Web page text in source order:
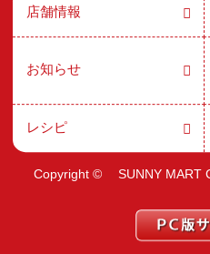
店舗情報
お知らせ
レシピ
Copyright © SUNNY MART